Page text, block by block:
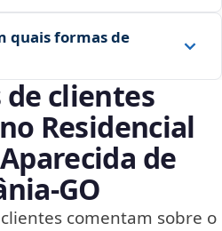
quais formas de
de clientes
Residencial
de
comentam sobre o